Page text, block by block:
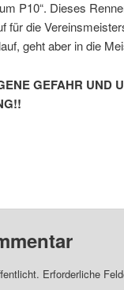
P10“. Dieses
für die
geht aber in die
GEFAHR UND
Erforderliche